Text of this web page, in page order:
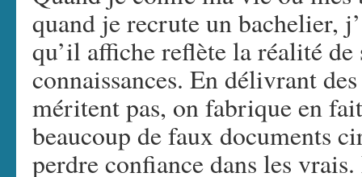
quand je recrute un bachelier,
qu’il affiche reflète la réalité de
connaissances. En délivrant
méritent pas, on fabrique en
beaucoup de faux documents
perdre confiance dans les